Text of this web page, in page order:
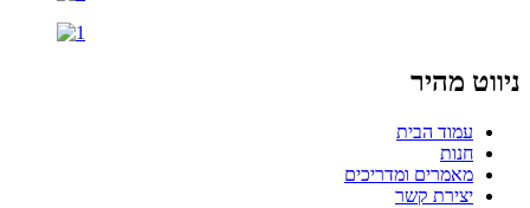
ניווט מהיר
עמוד הבית
חנות
מאמרים ומדריכים
יצירת קשר